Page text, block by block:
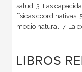
salud. 3. Las
físicas coordinativas.
medio natural. 7. La
LIBROS